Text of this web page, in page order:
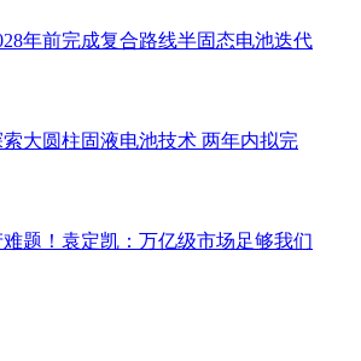
年前完成复合路线半固态电池迭代
大圆柱固液电池技术 两年内拟完
题！袁定凯：万亿级市场足够我们